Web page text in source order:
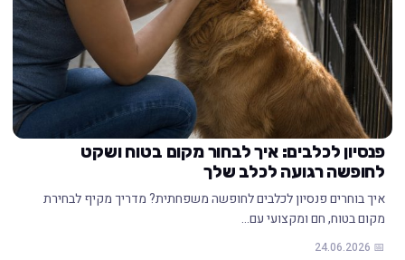
פנסיון לכלבים: איך לבחור מקום בטוח ושקט
לחופשה רגועה לכלב שלך
איך בוחרים פנסיון לכלבים לחופשה משפחתית? מדריך מקיף לבחירת
מקום בטוח, חם ומקצועי עם…
📅 24.06.2026